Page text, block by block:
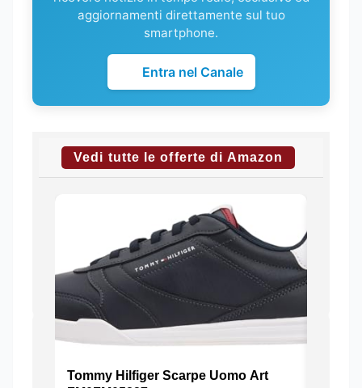
aggiornamenti direttamente sul tuo
smartphone.
Entra nel Canale